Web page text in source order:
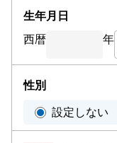
生年月日
西暦
年
性別
設定しない